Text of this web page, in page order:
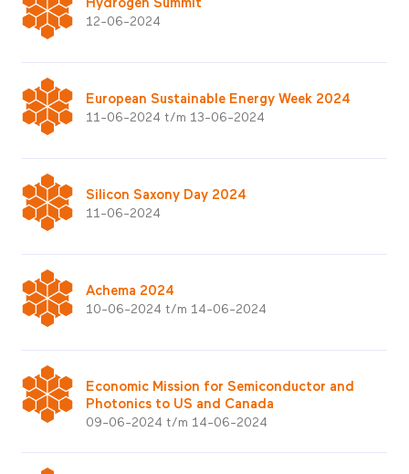
Hydrogen Summit
12-06-2024
European Sustainable Energy Week 2024
11-06-2024 t/m 13-06-2024
Silicon Saxony Day 2024
11-06-2024
Achema 2024
10-06-2024 t/m 14-06-2024
Economic Mission for Semiconductor and
Photonics to US and Canada
09-06-2024 t/m 14-06-2024